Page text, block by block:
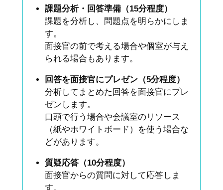
課題分析・回答準備（15分程度）
課題を分析し、問題点を明らかにしま
す。
面接官の前で考える場合や個室が与え
られる場合もあります。
回答を面接官にプレゼン（5分程度）
分析してまとめた回答を面接官にプレ
ゼンします。
口頭で行う場合や会議室のリソース
（紙やホワイトボード）を使う場合な
どがあります。
質疑応答（10分程度）
面接官からの質問に対して応答しま
す。